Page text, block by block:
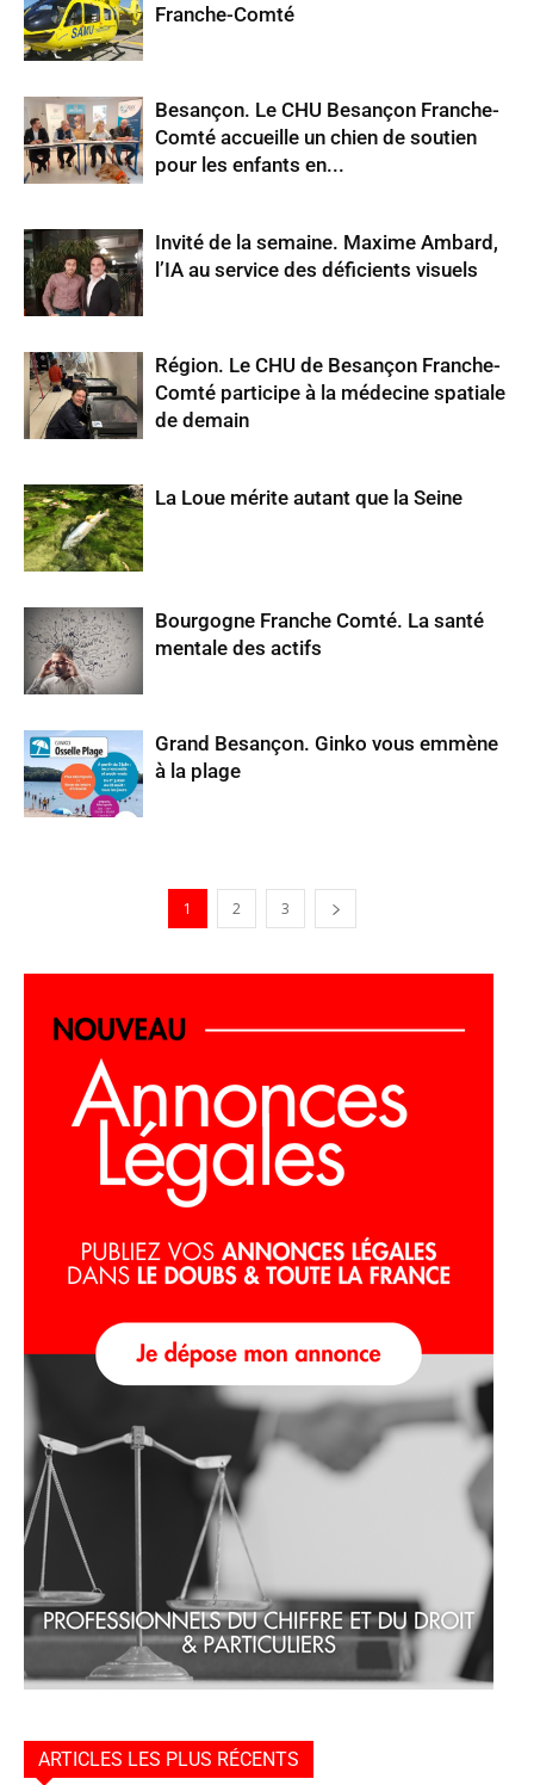
Franche-Comté
Besançon. Le CHU Besançon Franche-
Comté accueille un chien de soutien
pour les enfants en...
Invité de la semaine. Maxime Ambard,
l’IA au service des déficients visuels
Région. Le CHU de Besançon Franche-
Comté participe à la médecine spatiale
de demain
La Loue mérite autant que la Seine
Bourgogne Franche Comté. La santé
mentale des actifs
Grand Besançon. Ginko vous emmène
à la plage
1 2 3
ARTICLES LES PLUS RÉCENTS